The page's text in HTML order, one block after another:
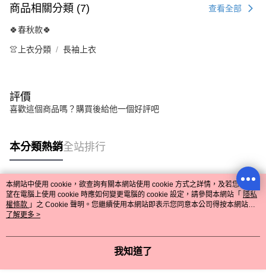
商品相關分類 (7) 查看全部
🍀春秋款🍀
👚上衣分類 長袖上衣
評價
喜歡這個商品嗎？購買後給他一個好評吧
本分類熱銷全站排行
熱門標籤
本網站中使用 cookie，欲查詢有關本網站使用 cookie 方式之詳情，及若您不希
望在電腦上使用 cookie 時應如何變更電腦的 cookie 設定，請參閱本網站「 隱私
權條款 」之 Cookie 聲明。您繼續使用本網站即表示您同意本公司得按本網站使
用條款之 Cookie 聲明使用 cookie。
了解更多 >
我知道了